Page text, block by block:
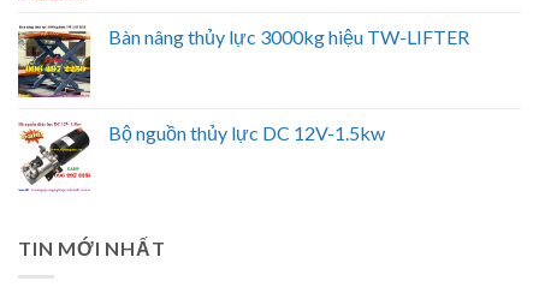
Bàn nâng thủy lực 3000kg hiệu TW-LIFTER
Bộ nguồn thủy lực DC 12V-1.5kw
TIN MỚI NHẤT